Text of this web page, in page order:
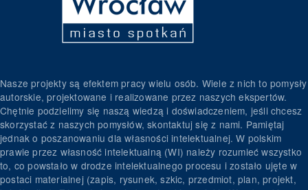
Nasze projekty są efektem pracy wielu osób. Wiele z nich to pomysły
autorskie, projektowane i realizowane przez naszych ekspertów.
Chętnie podzielimy się naszą wiedzą i doświadczeniem, jeśli chcesz
skorzystać z naszych pomysłów, skontaktuj się z nami. Pamiętaj
jednak o poszanowaniu dla własności intelektualnej. W polskim
prawie przez własność intelektualną (WI) należy rozumieć wszystko
to, co powstało w drodze intelektualnego procesu i zostało ujęte w
postaci materialnej (zapis, rysunek, szkic, przedmiot, plan, projekt,